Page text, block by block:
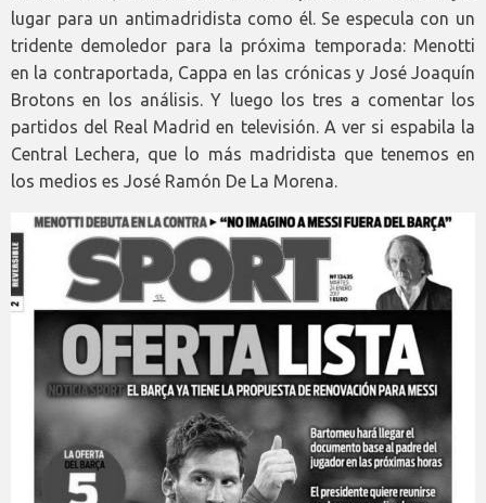
lugar para un antimadridista como él. Se especula con un
tridente demoledor para la próxima temporada: Menotti
en la contraportada, Cappa en las crónicas y José Joaquín
Brotons en los análisis. Y luego los tres a comentar los
partidos del Real Madrid en televisión. A ver si espabila la
Central Lechera, que lo más madridista que tenemos en
los medios es José Ramón De La Morena.